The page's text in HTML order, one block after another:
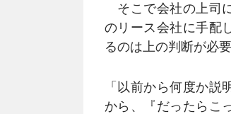
そこで会社の上司
のリース会社に手配
るのは上の判断が必
「以前から何度か
から、『だったらこ